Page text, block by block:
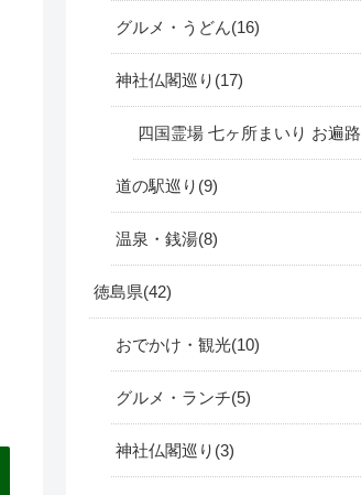
グルメ・うどん 16
神社仏閣巡り 17
四国霊場 七ヶ所まいり お遍路
道の駅巡り 9
温泉・銭湯 8
徳島県 42
おでかけ・観光 10
グルメ・ランチ 5
神社仏閣巡り 3